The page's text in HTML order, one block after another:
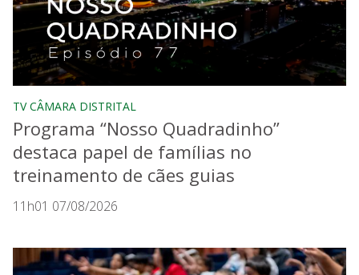
TV CÂMARA DISTRITAL
Programa “Nosso Quadradinho”
destaca papel de famílias no
treinamento de cães guias
11h01 07/08/2026